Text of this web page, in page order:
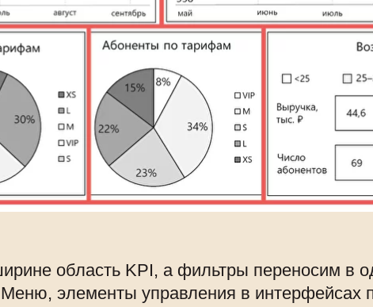
область KPI, а фильтры переносим в
элементы управления в интерфейсах